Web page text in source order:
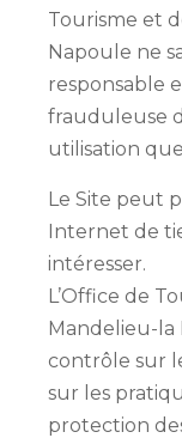
Tourisme et
Napoule ne
responsable
frauduleuse
utilisation
Le Site peut
Internet de
intéresser.
L’Office de
Mandelieu-la
contrôle sur
sur les
protection